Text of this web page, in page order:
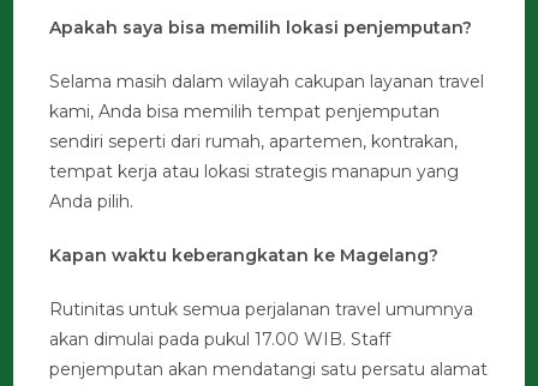
Apakah saya bisa memilih lokasi penjemputan?
Selama masih dalam wilayah cakupan layanan travel
kami, Anda bisa memilih tempat penjemputan
sendiri seperti dari rumah, apartemen, kontrakan,
tempat kerja atau lokasi strategis manapun yang
Anda pilih.
Kapan waktu keberangkatan ke Magelang?
Rutinitas untuk semua perjalanan travel umumnya
akan dimulai pada pukul 17.00 WIB. Staff
penjemputan akan mendatangi satu persatu alamat